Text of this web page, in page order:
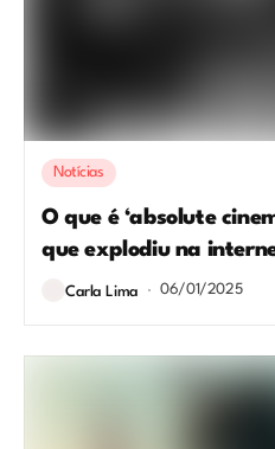
Notícias
O que é ‘absolute
que explodiu na
Carla Lima 06/01/2025